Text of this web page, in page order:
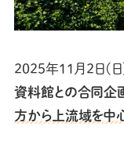
2025年11月2日(日
資料館との合同企
方から上流域を中心